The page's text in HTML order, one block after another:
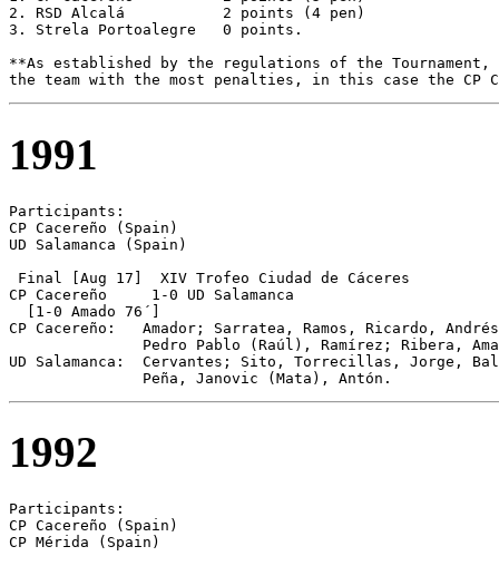
2. RSD Alcalá		2 points (4 pen)
3. Strela Portoalegre   0 points.
**As established by the regulations of the
the team with the most penalties, in this case the CP
1991
Participants:
CP Cacereño (Spain)
UD Salamanca (Spain)
Final [Aug 17]  XIV Trofeo Ciudad de Cáceres
CP Cacereño	1-0 UD Salamanca
  [1-0 Amado 76´]
CP Cacereño:   Amador; Sarratea, Ramos, Ricardo,
Pedro Pablo (Raúl), Ramírez; Ribera,
UD Salamanca:  Cervantes; Sito, Torrecillas, Jorge,
               Peña, Janovic (Mata), Antón.
1992
Participants:
CP Cacereño (Spain)
CP Mérida (Spain)